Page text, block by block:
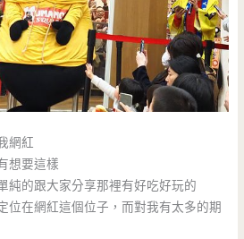
網紅
想要這樣
純的跟大家分享那裡有好吃好玩的
位在網紅這個位子，而對我有太多的期